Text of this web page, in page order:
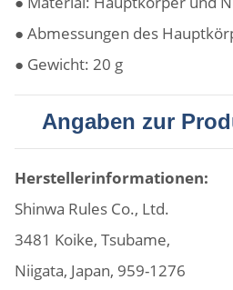
● Abmessungen des
● Gewicht: 20 g
Angaben zur
Herstellerinformationen:
Shinwa Rules Co., Ltd.
3481 Koike, Tsubame,
Niigata, Japan, 959-1276